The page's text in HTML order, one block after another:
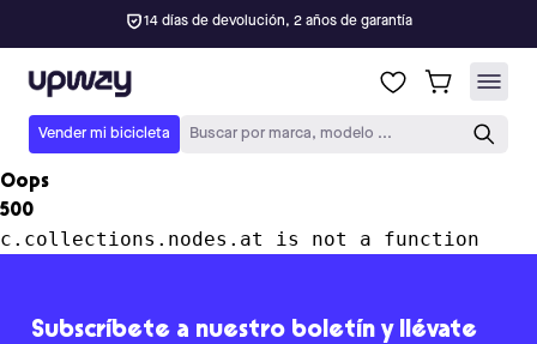
14 días de devolución, 2 años de garantía
Upway
Vender mi bicicleta Buscar por marca, modelo ...
Oops
500
c.collections.nodes.at is not a function
Subscríbete a nuestro boletín y llévate